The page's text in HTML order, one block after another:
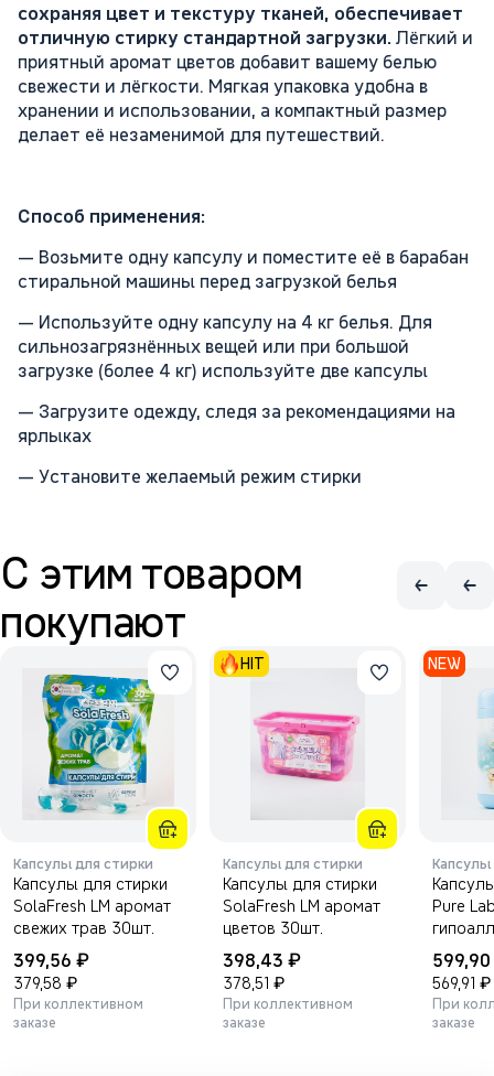
сохраняя цвет и текстуру тканей, обеспечивает
отличную стирку стандартной загрузки. Лёгкий и
приятный аромат цветов добавит вашему белью
свежести и лёгкости. Мягкая упаковка удобна в
хранении и использовании, а компактный размер
делает её незаменимой для путешествий.
Способ применения:
— Возьмите одну капсулу и поместите её в барабан
стиральной машины перед загрузкой белья
— Используйте одну капсулу на 4 кг белья. Для
сильнозагрязнённых вещей или при большой
загрузке (более 4 кг) используйте две капсулы
— Загрузите одежду, следя за рекомендациями на
ярлыках
— Установите желаемый режим стирки
С этим товаром
покупают
Капсулы для стирки
Капсулы для стирки
SolaFresh LM аромат
свежих трав 30шт.
399,56 ₽
379,58 ₽
При коллективном
заказе
HIT
Капсулы для стирки
Капсулы для стирки
SolaFresh LM аромат
цветов 30шт.
398,43 ₽
378,51 ₽
При коллективном
заказе
NEW
Капсулы
Pure Lab
40шт.
599,90
569,91 ₽
При
заказе